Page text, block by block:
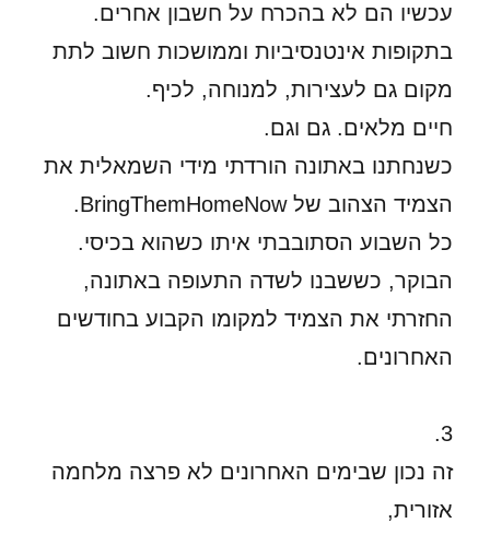
עכשיו הם לא בהכרח על חשבון אחרים.
בתקופות אינטנסיביות וממושכות חשוב לתת
מקום גם לעצירות, למנוחה, לכיף.
חיים מלאים. גם וגם.
כשנחתנו באתונה הורדתי מידי השמאלית את
הצמיד הצהוב של BringThemHomeNow.
כל השבוע הסתובבתי איתו כשהוא בכיסי.
הבוקר, כששבנו לשדה התעופה באתונה,
החזרתי את הצמיד למקומו הקבוע בחודשים
האחרונים.
3.
זה נכון שבימים האחרונים לא פרצה מלחמה
אזורית,